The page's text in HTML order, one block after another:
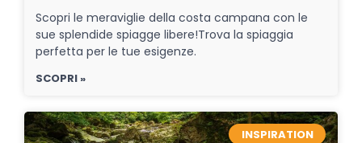
Scopri le meraviglie della costa campana con le
sue splendide spiagge libere!Trova la spiaggia
perfetta per le tue esigenze.
SCOPRI »
INSPIRATION